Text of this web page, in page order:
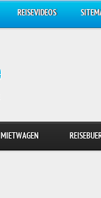
REISEVIDEOS
MIETWAGEN